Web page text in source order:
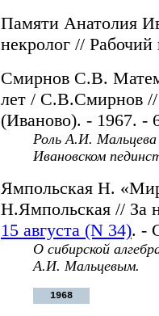
Памяти Анатолия
некролог //
Смирнов С.В.
лет / С.В.Смирнов //
(Иваново). - 1967. -
Роль А.И. Мальцева
Ивановском
Ямпольская Н.
Н.Ямпольская // За
15 августа (N 34). -
О сибирской
А.И. Мальцевым.
1968